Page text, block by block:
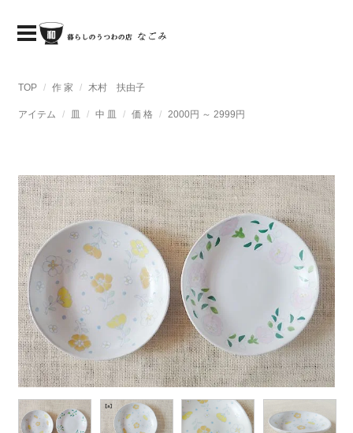
TOP 作 家 木村 扶由子
アイテム 皿 中 皿 価 格 2000円 ～ 2999円